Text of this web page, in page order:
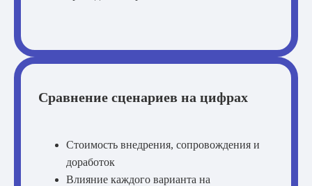
Сравнение сценариев на цифрах
Стоимость внедрения, сопровождения и
доработок
Влияние каждого варианта на